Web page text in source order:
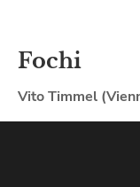
Fochi
Vito Timmel